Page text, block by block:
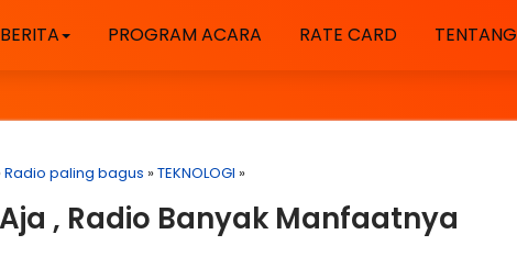
BERITA PROGRAM ACARA RATE CARD
Radio paling bagus »TEKNOLOGI »
, Radio Banyak Manfaatnya